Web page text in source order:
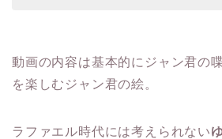
動画の内容は基本的にジャン君の
を楽しむジャン君の絵。
ラファエル時代には考えられない